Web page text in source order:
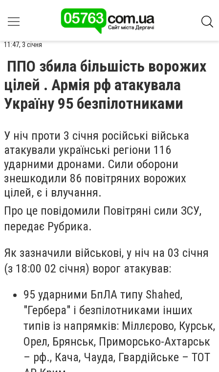
11:47, 3 січня
ППО збила більшість ворожих
цілей . Армія рф атакувала
Україну 95 безпілотниками
У ніч проти 3 січня російські війська
атакували українські регіони 116
ударними дронами. Сили оборони
знешкодили 86 повітряних ворожих
цілей, є і влучання.
Про це повідомили Повітряні сили ЗСУ,
передає Рубрика.
Як зазначили військові, у ніч на 03 січня
(з 18:00 02 січня) ворог атакував:
95 ударними БпЛА типу Shahed,
"Гербера" і безпілотниками інших
типів із напрямків: Міллєрово, Курськ,
Орел, Брянськ, Приморсько-Ахтарськ
– рф., Кача, Чауда, Гвардійське – ТОТ